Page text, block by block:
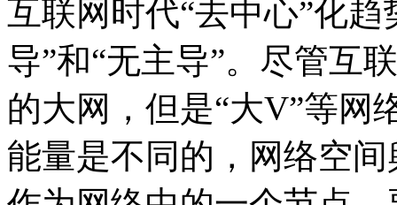
互联网时代“去中心”化
导”和“无主导”。尽管互
的大网，但是“大V”等网
能量是不同的，网络空